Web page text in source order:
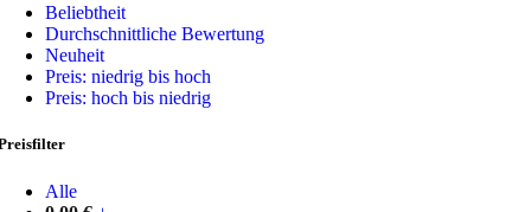
Beliebtheit
Durchschnittliche Bewertung
Neuheit
Preis: niedrig bis hoch
Preis: hoch bis niedrig
Alle